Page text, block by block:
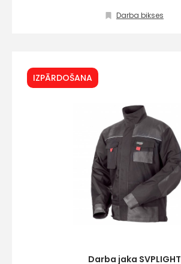
Darba bikses
IZPĀRDOŠANA
Darba jaka SVPLIGHT